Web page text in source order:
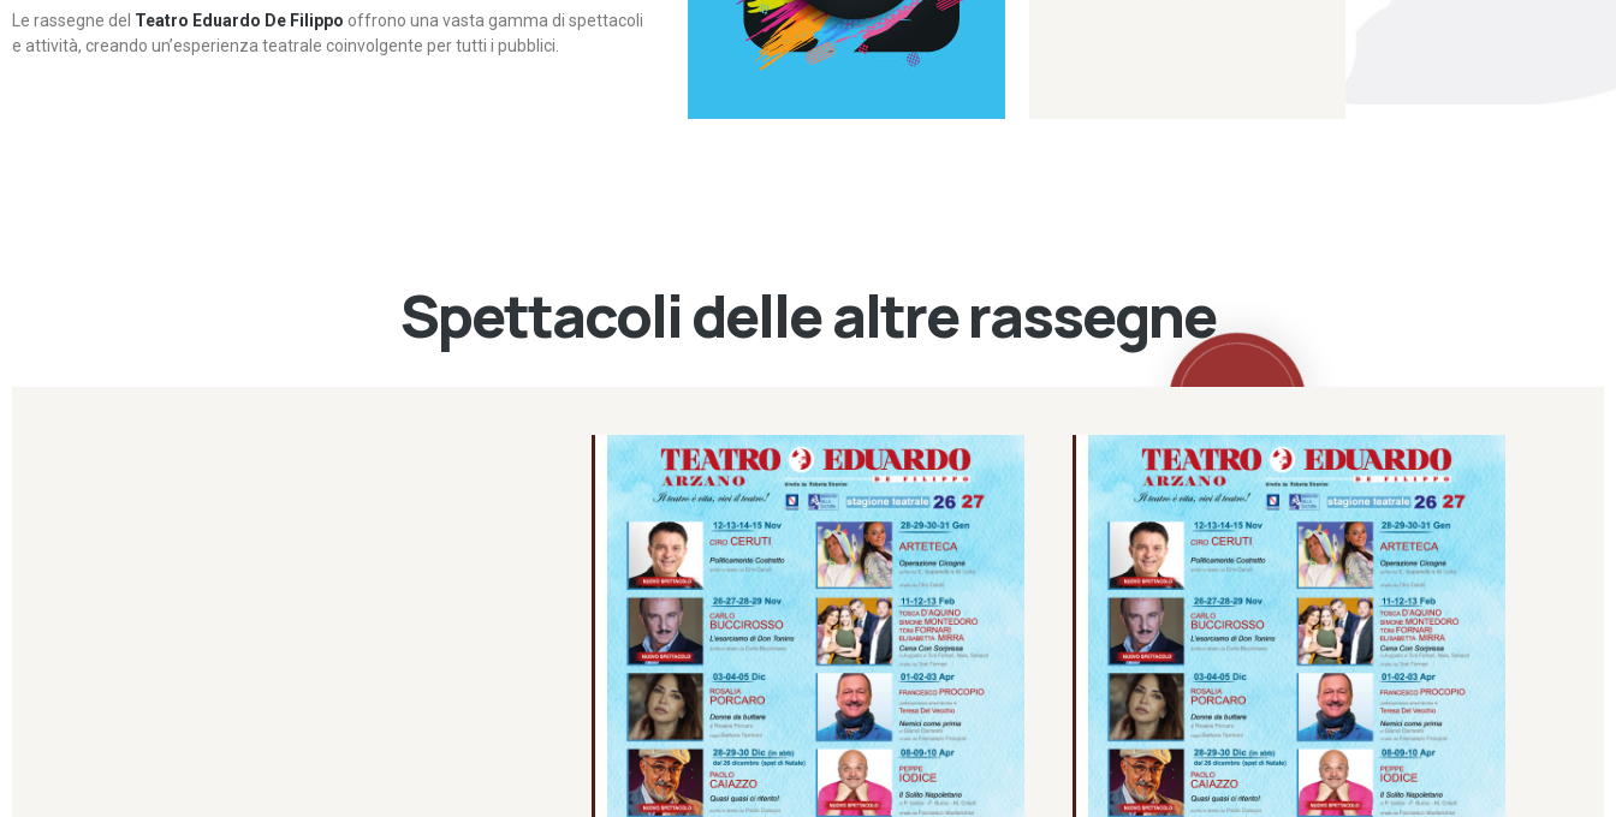
Le rassegne del Teatro Eduardo De Filippo offrono una vasta gamma di spettacoli
e attività, creando un’esperienza teatrale coinvolgente per tutti i pubblici.
Revolution Dance
Spettacoli delle altre rassegne